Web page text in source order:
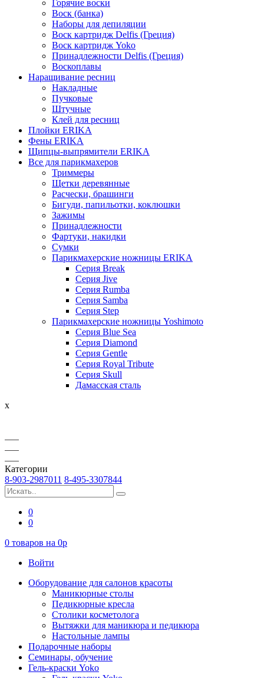
Горячие воски
Воск (банка)
Наборы для депиляции
Воск картридж Delfis (Греция)
Воск картридж Yoko
Принадлежности Delfis (Греция)
Воскоплавы
Наращивание ресниц
Накладные
Пучковые
Штучные
Клей для ресниц
Плойки ERIKA
Фены ERIKA
Щипцы-выпрямители ERIKA
Все для парикмахеров
Триммеры
Щетки деревянные
Расчески, брашинги
Бигуди, папильотки, коклюшки
Зажимы
Принадлежности
Фартуки, накидки
Сумки
Парикмахерские ножницы ERIKA
Серия Break
Серия Jive
Серия Rumba
Серия Samba
Серия Step
Парикмахерские ножницы Yoshimoto
Серия Blue Sea
Серия Diamond
Серия Gentle
Серия Royal Tribute
Серия Skull
Дамасская сталь
x
Категории
8-903-2987011 8-495-3307844
0
0
0 товаров на 0p
Войти
Оборудование для салонов красоты
Маникюрные столы
Педикюрные кресла
Столики косметолога
Вытяжки для маникюра и педикюра
Настольные лампы
Подарочные наборы
Семинары, обучение
Гель-краски Yoko